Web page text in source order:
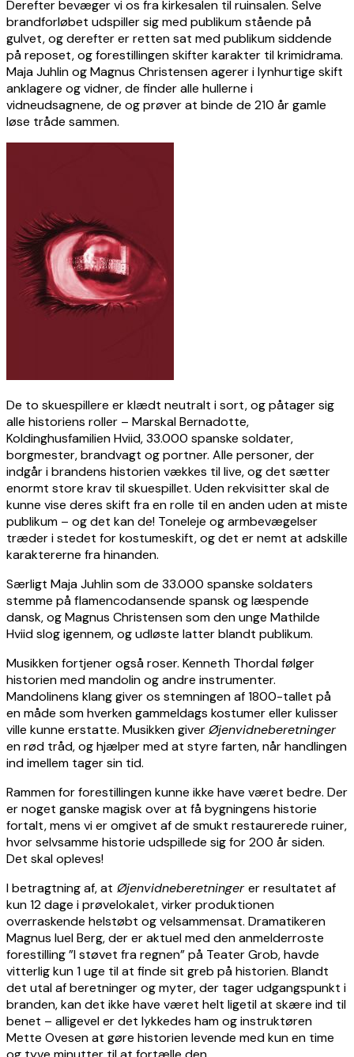
Derefter bevæger vi os fra kirkesalen til ruinsalen. Selve
brandforløbet udspiller sig med publikum stående på
gulvet, og derefter er retten sat med publikum siddende
på reposet, og forestillingen skifter karakter til krimidrama.
Maja Juhlin og Magnus Christensen agerer i lynhurtige skift
anklagere og vidner, de finder alle hullerne i
vidneudsagnene, de og prøver at binde de 210 år gamle
løse tråde sammen.
De to skuespillere er klædt neutralt i sort, og påtager sig
alle historiens roller – Marskal Bernadotte,
Koldinghusfamilien Hviid, 33.000 spanske soldater,
borgmester, brandvagt og portner. Alle personer, der
indgår i brandens historien vækkes til live, og det sætter
enormt store krav til skuespillet. Uden rekvisitter skal de
kunne vise deres skift fra en rolle til en anden uden at miste
publikum – og det kan de! Toneleje og armbevægelser
træder i stedet for kostumeskift, og det er nemt at adskille
karaktererne fra hinanden.
Særligt Maja Juhlin som de 33.000 spanske soldaters
stemme på flamencodansende spansk og læspende
dansk, og Magnus Christensen som den unge Mathilde
Hviid slog igennem, og udløste latter blandt publikum.
Musikken fortjener også roser. Kenneth Thordal følger
historien med mandolin og andre instrumenter.
Mandolinens klang giver os stemningen af 1800-tallet på
en måde som hverken gammeldags kostumer eller kulisser
ville kunne erstatte. Musikken giverØjenvidneberetninger
en rød tråd, og hjælper med at styre farten, når handlingen
ind imellem tager sin tid.
Rammen for forestillingen kunne ikke have været bedre. Der
er noget ganske magisk over at få bygningens historie
fortalt, mens vi er omgivet af de smukt restaurerede ruiner,
hvor selvsamme historie udspillede sig for 200 år siden.
Det skal opleves!
I betragtning af, at Øjenvidneberetningerer resultatet af
kun 12 dage i prøvelokalet, virker produktionen
overraskende helstøbt og velsammensat. Dramatikeren
Magnus Iuel Berg, der er aktuel med den anmelderroste
forestilling ”I støvet fra regnen” på Teater Grob, havde
vitterlig kun 1 uge til at finde sit greb på historien. Blandt
det utal af beretninger og myter, der tager udgangspunkt i
branden, kan det ikke have været helt ligetil at skære ind til
benet – alligevel er det lykkedes ham og instruktøren
Mette Ovesen at gøre historien levende med kun en time